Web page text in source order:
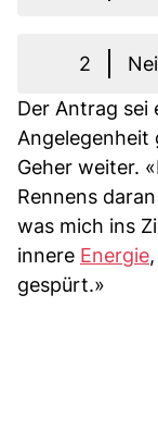
2
Der Antrag sei
Angelegenheit
Geher weiter.
Rennens
was mich ins
innere Energie
gespürt.»